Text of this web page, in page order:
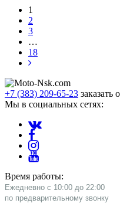
1
2
3
…
18
+7 (383) 209-65-23 заказать
Мы в социальных сетях:
Время работы:
Ежедневно с 10:00 до 22:00
​по предварительному звонку